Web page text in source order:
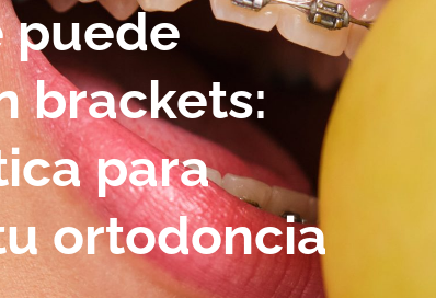
puede
brackets:
para
ortodoncia